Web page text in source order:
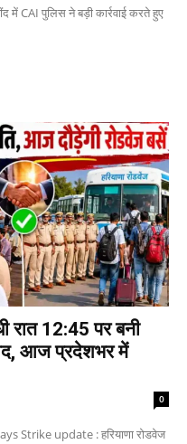
में CAI पुलिस ने बड़ी कार्रवाई करते हुए
12:45 पर बनी
आज प्रदेशभर में
0
Strike update : हरियाणा रोडवेज